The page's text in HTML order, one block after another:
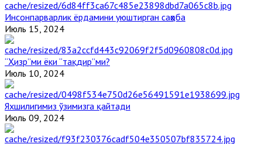
Инсонпарварлик ёрдамини уюштирган саҳоба
Июль 15, 2024
“Ҳизр”ми ёки “тақдир”ми?
Июль 10, 2024
Яхшилигимиз ўзимизга қайтади
Июль 09, 2024